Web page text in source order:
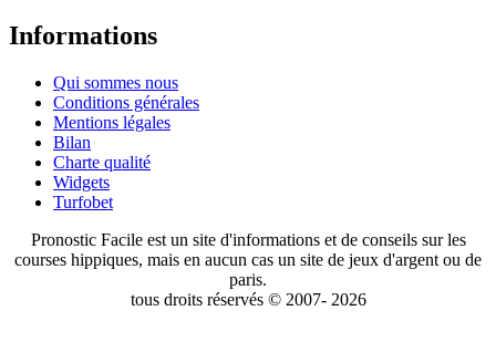
Informations
Qui sommes nous
Conditions générales
Mentions légales
Bilan
Charte qualité
Widgets
Turfobet
Pronostic Facile est un site d'informations et de conseils sur les
courses hippiques, mais en aucun cas un site de jeux d'argent ou de
paris.
tous droits réservés © 2007- 2026